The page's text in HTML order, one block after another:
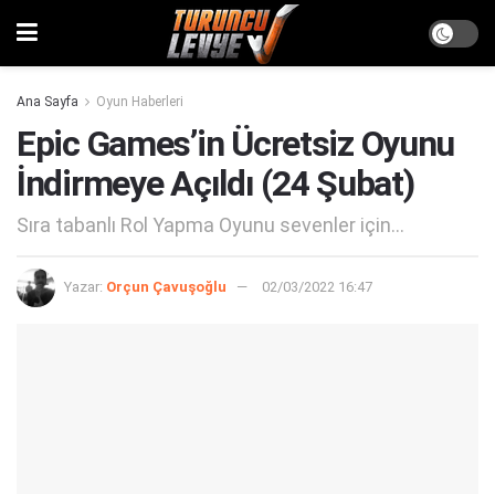
Ana Sayfa Oyun Haberleri
Epic Games’in Ücretsiz Oyunu
İndirmeye Açıldı (24 Şubat)
Sıra tabanlı Rol Yapma Oyunu sevenler için...
Yazar: Orçun Çavuşoğlu 02/03/2022 16:47